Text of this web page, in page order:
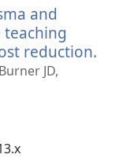
視
窗）
and
reduction.
JD,